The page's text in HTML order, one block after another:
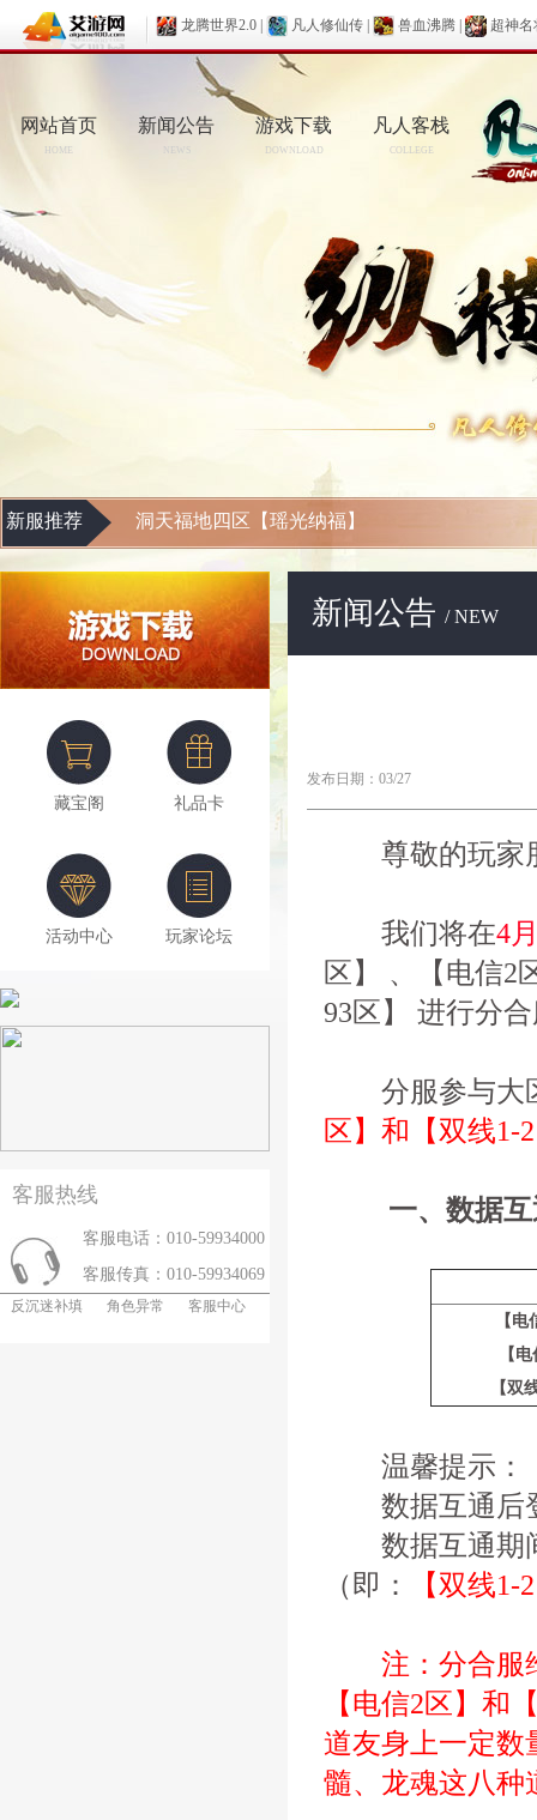
龙腾世界2.0 凡人修仙传 兽血沸腾 超神名
网站首页
HOME
新闻公告
NEWS
游戏下载
DOWNLOAD
凡人客栈
COLLEGE
新服推荐 洞天福地四区【瑶光纳福】
藏宝阁 礼品卡
活动中心 玩家论坛
客服热线
客服电话：010-59934000
客服传真：010-59934069
反沉迷补填 角色异常 客服中心
新闻公告 / NEW
发布日期：03/27
尊敬的玩家
我们将在4
区】 、【电信2
93区】 进行分
分服参与大
区】和【双线1-
一、数据
【
【
【双
温馨提示：
数据互通后登
数据互通期间
（即：
【双线
注：分合服
【电信2区】和
道友身上一定数
髓、龙魂这八种